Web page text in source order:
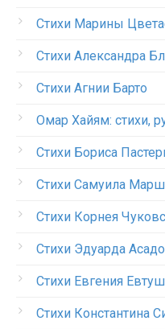
Стихи Марины
Стихи Александра
Стихи Агнии Барто
Омар Хайям: стихи,
Стихи Бориса
Стихи Самуила
Стихи Корнея
Стихи Эдуарда
Стихи Евгения
Стихи Константина